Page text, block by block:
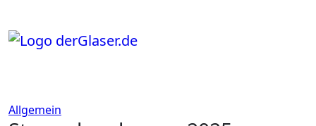
springen
Allgemein